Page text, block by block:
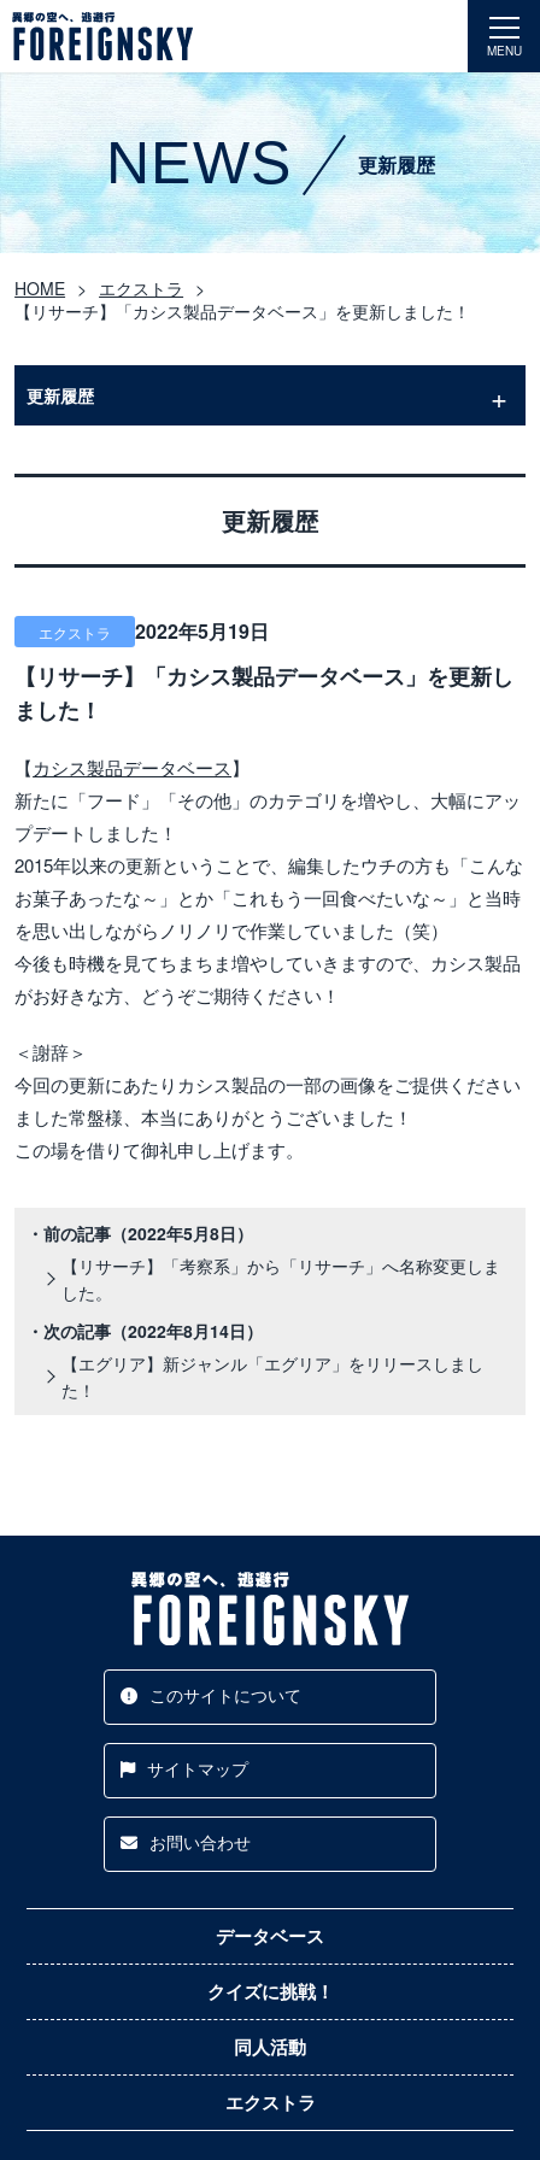
MENU
NEWS 更新履歴
HOME
エクストラ
【リサーチ】「カシス製品データベース」を更新しました！
更新履歴
エクストラ 2022年5月19日
【リサーチ】「カシス製品データベース」を更新し
ました！
【カシス製品データベース】
新たに「フード」「その他」のカテゴリを増やし、大幅にアッ
プデートしました！
2015年以来の更新ということで、編集したウチの方も「こんな
お菓子あったな～」とか「これもう一回食べたいな～」と当時
を思い出しながらノリノリで作業していました（笑）
今後も時機を見てちまちま増やしていきますので、カシス製品
がお好きな方、どうぞご期待ください！
＜謝辞＞
今回の更新にあたりカシス製品の一部の画像をご提供ください
ました常盤様、本当にありがとうございました！
この場を借りて御礼申し上げます。
・前の記事 （2022年5月8日）
【リサーチ】「考察系」から「リサーチ」へ名称変更しま
した。
・次の記事 （2022年8月14日）
【エグリア】新ジャンル「エグリア」をリリースしまし
た！
更新履歴
このサイトについて
サイトマップ
お問い合わせ
データベース
クイズに挑戦！
同人活動
エクストラ